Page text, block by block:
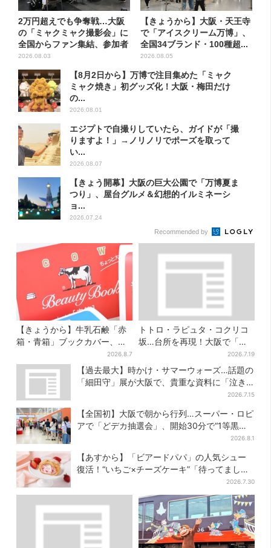
2万円超えでも争奪戦…大阪
の「ミャクミャク撮影会」に
全国からファン集結、参加者
に...
2026.08.03
【きょうから】大阪・天王寺
で「アイスクリーム万博」、
全国34ブランド・100種超...
2026.08.05
【8月2日から】万博で注目集めた「ミャク
ミャク焼き」初グッズ化！大阪・梅田だけ
の...
2026.08.01
エジプトで自撮りしていたら、ガイドが「撮
りますよ！」→ノリノリでポーズを取って
い...
2026.08.07
【きょう開幕】大阪の巨大公園で「万博夏ま
つり」、屋台グルメ＆幻想的イルミネーシ
ョ...
2026.07.24
Recommended by
【きょうから】牛乳石鹸「赤
箱・青箱」ブックカバー、大
阪で無料配布！ 先着1000名
に「牛のカード」も
2026.8.7
トトロ・ラピュタ・コクリコ
坂…台所を再現！大阪で「ジ
ブリ」の世界に浸れる 「食」
の展示とは？
2026.7.19
【過去最大】時かけ・サマーウォーズ…話題の
「細田守」展が大阪で、貴重な資料に「泣き
2026.7.15
【全国初】大阪で朝から行列…スーパー・ロピ
アで「どデカ抽選会」、開始30分で“1等黒毛
2026.8.1
【あすから】「ビアードパパ」の人気シュー
復活！“いちご×チーズケーキ”「待ってまし
2026.7.30